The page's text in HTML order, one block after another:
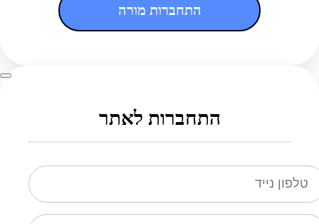
התחברות מורה
התחברות לאתר